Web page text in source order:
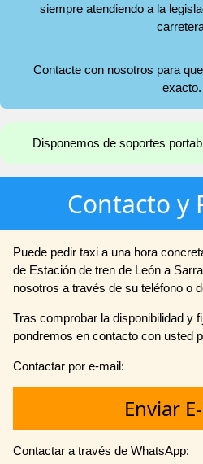
siempre atendiendo a la
Contacte con nosotros para
exacto.
Disponemos de soportes
Contacto y
Puede pedir taxi a una hora
de Estación de tren de León a
nosotros a través de su teléfono o
Tras comprobar la disponibilidad y
pondremos en contacto con usted
Contactar por e-mail:
Enviar
Contactar a través de WhatsApp: